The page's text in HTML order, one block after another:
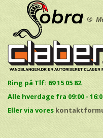
®
Ring på Tlf: 69 15 05 82
Alle hverdage fra 09:00 -
Eller via vores